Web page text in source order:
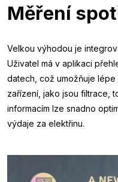
Měření
Velkou výhodou je
Uživatel má v aplikaci
datech, což umožňuje
zařízení, jako jsou filtrace,
informacím lze snadno
výdaje za elektřinu.